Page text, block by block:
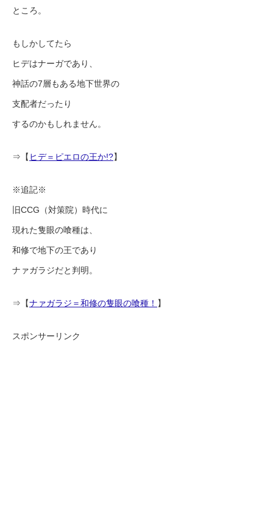
ところ。
もしかしてたら
ヒデはナーガであり、
神話の7層もある地下世界の
支配者だったり
するのかもしれません。
⇒【 ヒデ＝ピエロの王か!?】
※追記※
旧CCG（対策院）時代に
現れた隻眼の喰種は、
和修で地下の王であり
ナァガラジだと判明。
⇒【ナァガラジ＝和修の隻眼の喰種！ 】
スポンサーリンク